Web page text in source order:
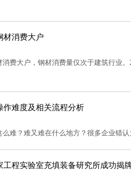
材消费大户
费大户，钢材消费量仅次于建筑行业
作难度及相关流程分析
么难？难又难在什么地方？很多企业错
工程实验室充填装备研究所成功揭